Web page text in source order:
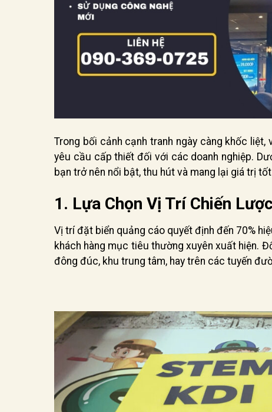
Trong bối cảnh cạnh tranh ngày càng khốc
yêu cầu cấp thiết đối với các doanh nghiệp.
bạn trở nên nổi bật, thu hút và mang lại giá trị
1. Lựa Chọn Vị Trí Chiến Lược
Vị trí đặt biển quảng cáo quyết định đến 70%
khách hàng mục tiêu thường xuyên xuất hiện.
đông đúc, khu trung tâm, hay trên các tuyến